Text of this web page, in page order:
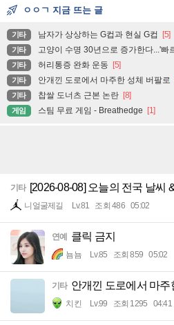
ㅇㅇㄱ 지금 뜨는 글
기타 남자가 상상하는 G컵과 현실 G컵 [5]
기타 고양이 수명 30년으로 증가한다...'빠
기타 허리통증 완화 운동 [5]
기타 안개낀 도로에서 마주한 성체 버팔로
기타 찹쌀 도너츠 근본 논란 [8]
게임 스팀 무료 게임 - Breathedge [1]
기타 [2026-08-08] 오늘의 전국 날씨
니얼굴제길 Lv.81 조회 486 05:02
연예 클릭 금지
뇸뇸 Lv.85 조회 859 05:02
기타 안개낀 도로에서 마주
치킨 Lv.99 조회 1295 04:41